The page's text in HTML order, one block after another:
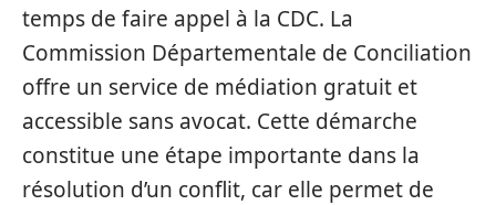
temps de faire appel à la CDC. La
Commission Départementale de Conciliation
offre un service de médiation gratuit et
accessible sans avocat. Cette démarche
constitue une étape importante dans la
résolution d’un conflit, car elle permet de